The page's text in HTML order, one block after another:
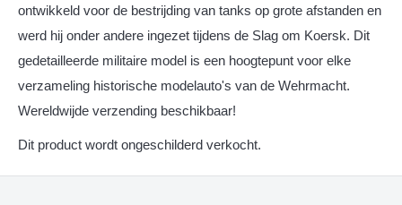
ontwikkeld voor de bestrijding van tanks op grote afstanden en
werd hij onder andere ingezet tijdens de Slag om Koersk. Dit
gedetailleerde militaire model is een hoogtepunt voor elke
verzameling historische modelauto's van de Wehrmacht.
Wereldwijde verzending beschikbaar!
Dit product wordt ongeschilderd verkocht.